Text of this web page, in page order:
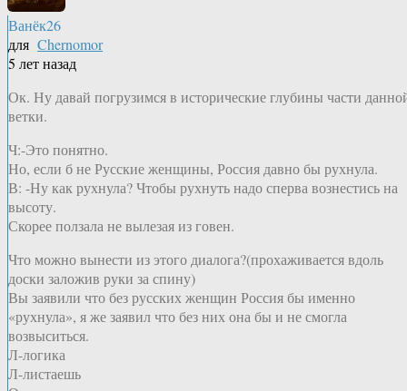
Ванёк26
для Chernomor
5 лет назад
Ок. Ну давай погрузимся в исторические глубины части
ветки.
Ч:-Это понятно.
Но, если б не Русские женщины, Россия давно бы рухнула.
В: -Ну как рухнула? Чтобы рухнуть надо сперва вознестись на
высоту.
Скорее ползала не вылезая из говен.
Что можно вынести из этого диалога?(прохаживается вдоль
доски заложив руки за спину)
Вы заявили что без русских женщин Россия бы именно
«рухнула», я же заявил что без них она бы и не смогла
возвыситься.
Л-логика
Л-листаешь